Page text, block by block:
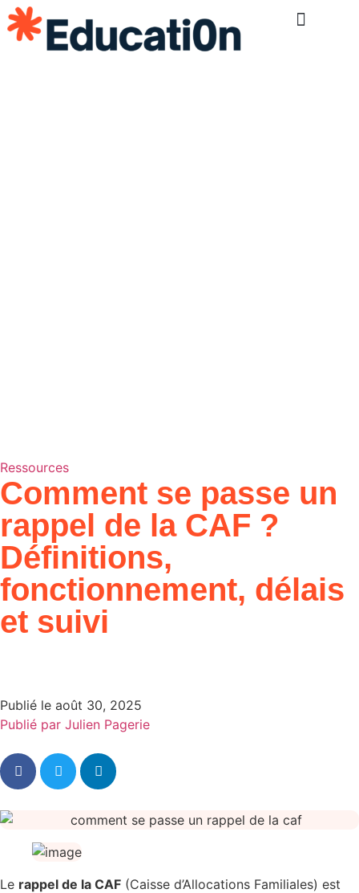
Ressources
Comment se passe un
rappel de la CAF ?
Définitions,
fonctionnement, délais
et suivi
Publié le août 30, 2025
Publié par Julien Pagerie
Le rappel de la CAF (Caisse d’Allocations Familiales) est